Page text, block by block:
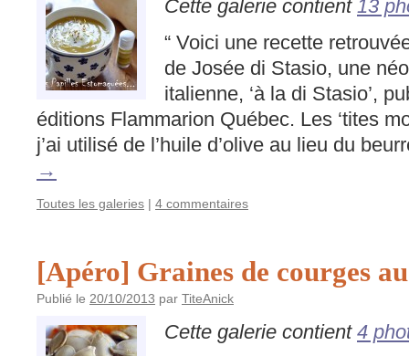
Cette galerie contient 13
“ Voici une recette
de Josée di Stasio, une
italienne, ‘à la di Stasio’,
éditions Flammarion Québec. Les ‘tites
j’ai utilisé de l’huile d’olive au lieu du
→
Toutes les galeries | 4 commentaires
[Apéro] Graines de courges
Publié le 20/10/2013 par TiteAnick
Cette galerie contient 4